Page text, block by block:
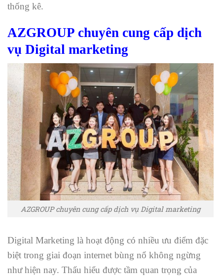
thống kê.
AZGROUP chuyên cung cấp dịch
vụ Digital marketing
AZGROUP chuyên cung cấp dịch vụ Digital marketing
Digital Marketing là hoạt động có nhiều ưu điểm đặc
biệt trong giai đoạn internet bùng nổ không ngừng
như hiện nay. Thấu hiểu được tầm quan trọng của